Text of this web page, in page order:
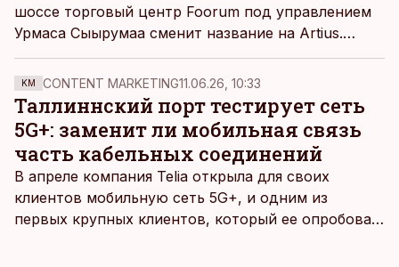
шоссе торговый центр Foorum под управлением
Урмаса Сыырумаа сменит название на Artius.
Однако до весны следующего года, когда центр
должен обновиться, многие арендаторы не в
силах оставаться на прежних площадях: в
условиях и без того сложной экономической
ситуации ремонт делает бизнес слишком
затратным. Многие уже съехали, а для тех, кто
остается, предпринимательская деятельность
усложнится.
KM CONTENT MARKETING11.06.26, 10:33
Таллиннский порт тестирует сеть
5G+: заменит ли мобильная связь
часть кабельных соединений
В апреле компания Telia открыла для своих
клиентов мобильную сеть 5G+, и одним из
первых крупных клиентов, который ее опробовал,